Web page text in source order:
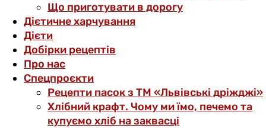
Що приготувати в дорогу
Дієтичне харчування
Дієти
Добірки рецептів
Про нас
Спецпроєкти
Рецепти пасок з ТМ «Львівські дріжджі»
Хлібний крафт. Чому ми їмо, печемо та
купуємо хліб на заквасці